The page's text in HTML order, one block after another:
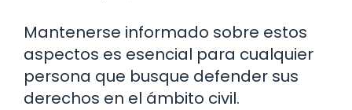
Mantenerse informado sobre estos
aspectos es esencial para cualquier
persona que busque defender sus
derechos en el ámbito civil.